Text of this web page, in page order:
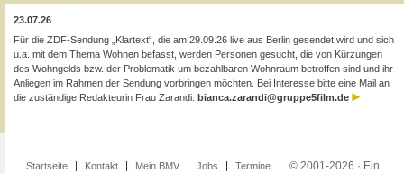
23.07.26
Für die ZDF-Sendung „Klartext“, die am 29.09.26 live aus Berlin gesendet wird und sich
u.a. mit dem Thema Wohnen befasst, werden Personen gesucht, die von Kürzungen
des Wohngelds bzw. der Problematik um bezahlbaren Wohnraum betroffen sind und ihr
Anliegen im Rahmen der Sendung vorbringen möchten. Bei Interesse bitte eine Mail an
die zuständige Redakteurin Frau Zarandi: bianca.zarandi@gruppe5film.de
Startseite Kontakt Mein BMV Jobs Termine © 2001-2026 · Ein